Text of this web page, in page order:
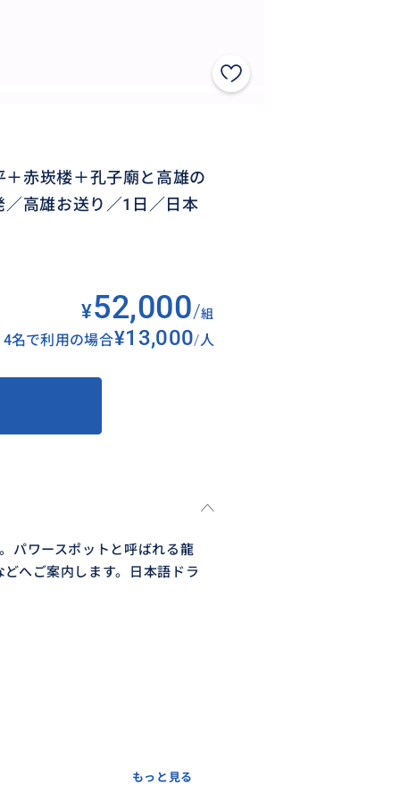
＋赤崁楼＋孔子廟と高雄の
高雄お送り／1日／日本
¥52,000/組
4名で利用の場合 ¥13,000/人
パワースポットと呼ばれる龍
へご案内します。日本語ドラ
もっと見る